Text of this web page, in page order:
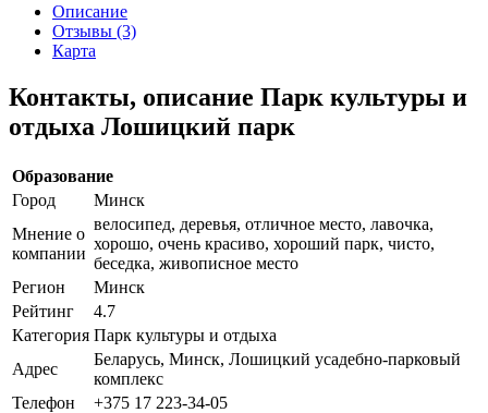
Описание
Отзывы (3)
Карта
Контакты, описание Парк культуры и
отдыха Лошицкий парк
Образование
Город
Минск
Мнение о
компании
велосипед, деревья, отличное место, лавочка,
хорошо, очень красиво, хороший парк, чисто,
беседка, живописное место
Регион
Минск
Рейтинг
4.7
Категория Парк культуры и отдыха
Адрес
Беларусь, Минск, Лошицкий усадебно-парковый
комплекс
Телефон
+375 17 223-34-05